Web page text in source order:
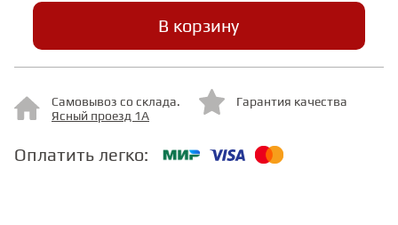
МИНЕРАЛЬНО-КАМЕННЫЙ
ЛАМИНАТ MSPC
ЛАМИНАТ SWF
В корзину
Самовывоз со склада.
Ясный проезд 1А
Гарантия качества
Оплатить легко: